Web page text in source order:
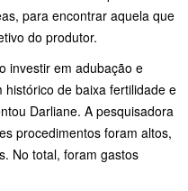
para encontrar aquela que
do produtor.
investir em adubação e
de baixa fertilidade e
Darliane. A pesquisadora
procedimentos foram altos,
No total, foram gastos